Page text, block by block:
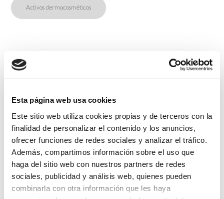
Esta página web usa cookies
Este sitio web utiliza cookies propias y de terceros con la
finalidad de personalizar el contenido y los anuncios,
ofrecer funciones de redes sociales y analizar el tráfico.
Además, compartimos información sobre el uso que
haga del sitio web con nuestros partners de redes
sociales, publicidad y análisis web, quienes pueden
combinarla con otra información que les haya
Activos dermocosméticos